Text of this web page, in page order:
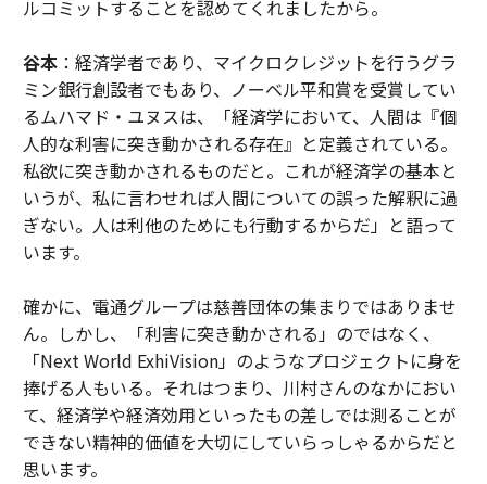
ルコミットすることを認めてくれましたから。
谷本：経済学者であり、マイクロクレジットを行うグラ
ミン銀行創設者でもあり、ノーベル平和賞を受賞してい
るムハマド・ユヌスは、「経済学において、人間は『個
人的な利害に突き動かされる存在』と定義されている。
私欲に突き動かされるものだと。これが経済学の基本と
いうが、私に言わせれば人間についての誤った解釈に過
ぎない。人は利他のためにも行動するからだ」と語って
います。
確かに、電通グループは慈善団体の集まりではありませ
ん。しかし、「利害に突き動かされる」のではなく、
「Next World ExhiVision」のようなプロジェクトに身を
捧げる人もいる。それはつまり、川村さんのなかにおい
て、経済学や経済効用といったもの差しでは測ることが
できない精神的価値を大切にしていらっしゃるからだと
思います。